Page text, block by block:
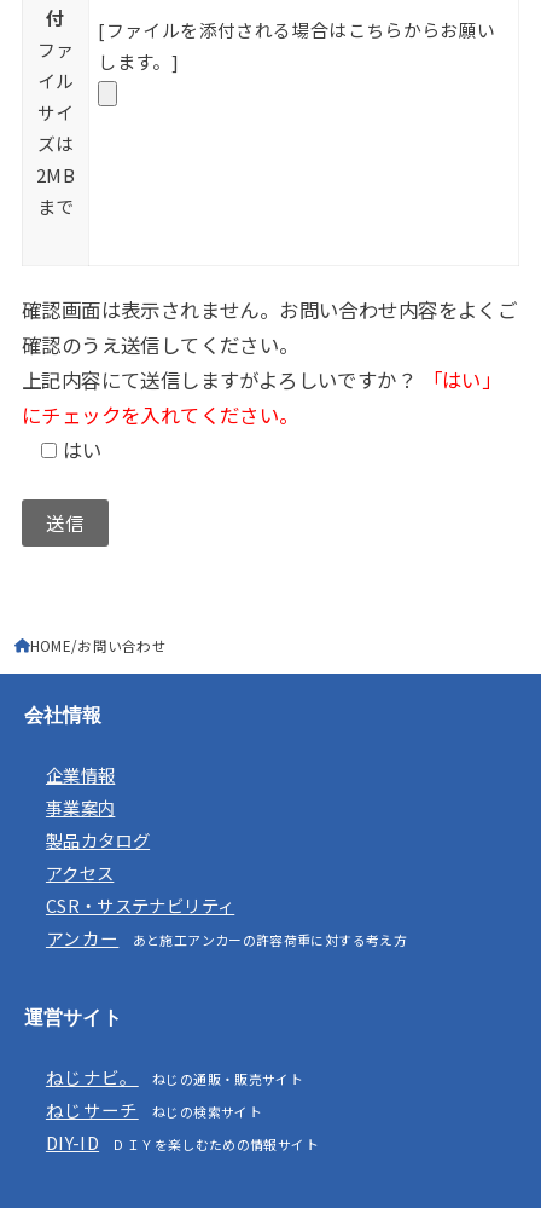
付
ファ
イル
サイ
ズは
2MB
まで
[ファイルを添付される場合はこちらからお願い
します。]
確認画面は表示されません。お問い合わせ内容をよくご
確認のうえ送信してください。
上記内容にて送信しますがよろしいですか？
「はい」
にチェックを入れてください。
はい
HOME お問い合わせ
会社情報
企業情報
事業案内
製品カタログ
アクセス
CSR・サステナビリティ
アンカー
あと施工アンカーの許容荷重に対する考え方
運営サイト
ねじナビ。 ねじの通販・販売サイト
ねじサーチ ねじの検索サイト
DIY-ID ＤＩＹを楽しむための情報サイト